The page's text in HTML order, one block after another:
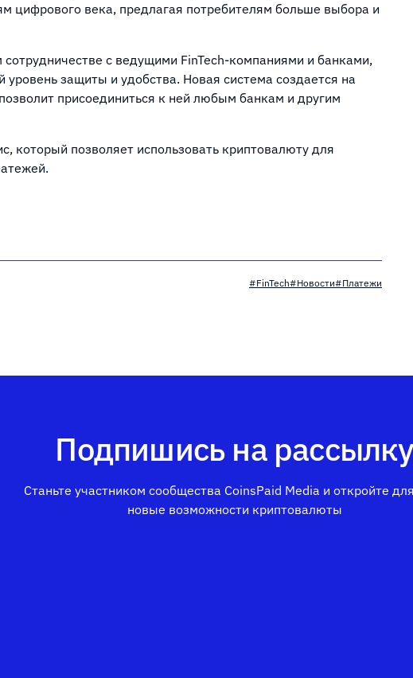
цифрового века, предлагая потребителям больше выбора и
с ведущими FinTech-компаниями и банками,
защиты и удобства. Новая система создается на
присоединиться к ней любым банкам и другим
который позволяет использовать криптовалюту для
#FinTech#Новости#Платежи
Подпишись на
Станьте участником сообщества CoinsPaid Media и откройте
новые возможности криптовалюты